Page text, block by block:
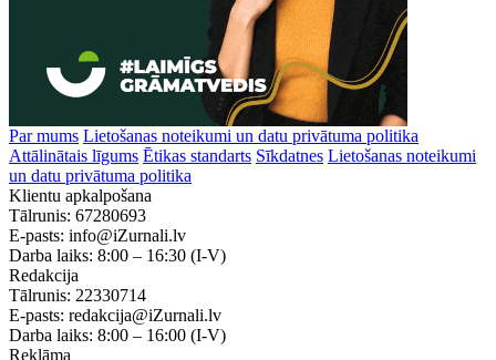
Par mums Lietošanas noteikumi un datu privātuma politika
Attālinātais līgums Ētikas standarts Sīkdatnes Lietošanas noteikumi
un datu privātuma politika
Klientu apkalpošana
Tālrunis: 67280693
E-pasts: info@iZurnali.lv
Darba laiks: 8:00 – 16:30 (I-V)
Redakcija
Tālrunis: 22330714
E-pasts: redakcija@iZurnali.lv
Darba laiks: 8:00 – 16:00 (I-V)
Reklāma